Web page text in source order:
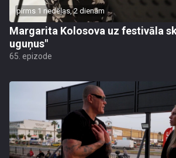
pirms 1 nedēļas, 2 dienām
Margarita Kolosova uz festivāla
uguņus"
65. epizode